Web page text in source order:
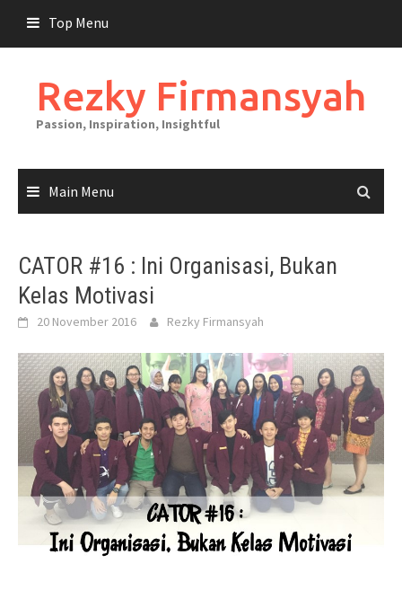
content
Top Menu
Rezky Firmansyah
Passion, Inspiration, Insightful
Main Menu
CATOR #16 : Ini Organisasi, Bukan
Kelas Motivasi
20 November 2016 Rezky Firmansyah